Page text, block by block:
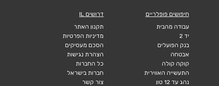
חיפושים פופלריים
עבודה מהבית
יד 2
בנק הפועלים
אבטחה
קוקה קולה
התעשייה האווירית
נהג עד 12 טון
דרושים IL
תקנון האתר
מדיניות הפרטיות
הסכם מעסיקים
הצהרת נגישות
כל החברות
חברות בישראל
צור קשר